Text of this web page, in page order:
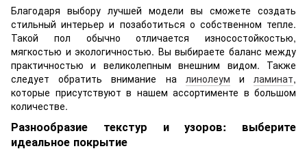
Благодаря выбору лучшей модели вы сможете создать
стильный интерьер и позаботиться о собственном тепле.
Такой пол обычно отличается износостойкостью,
мягкостью и экологичностью. Вы выбираете баланс между
практичностью и великолепным внешним видом. Также
следует обратить внимание на линолеум иламинат,
которые присутствуют в нашем ассортименте в большом
количестве.
Разнообразие текстур и узоров: выберите
идеальное покрытие